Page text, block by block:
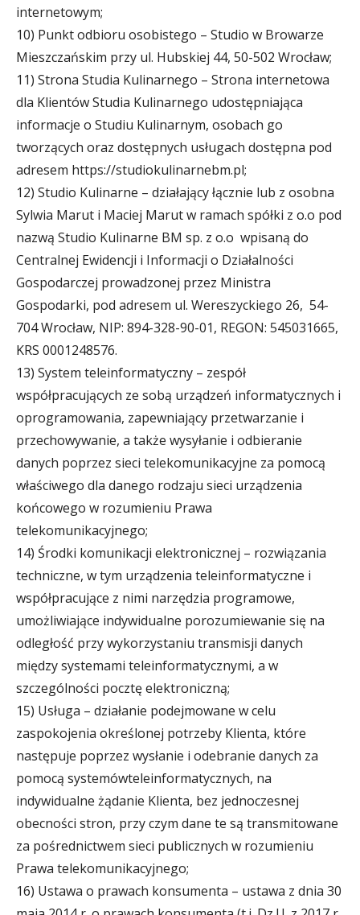
internetowym;
10) Punkt odbioru osobistego – Studio w Browarze
Mieszczańskim przy ul. Hubskiej 44, 50-502 Wrocław;
11) Strona Studia Kulinarnego – Strona internetowa
dla Klientów Studia Kulinarnego udostępniająca
informacje o Studiu Kulinarnym, osobach go
tworzących oraz dostępnych usługach dostępna pod
adresem https://studiokulinarnebm.pl;
12) Studio Kulinarne – działający łącznie lub z osobna
Sylwia Marut i Maciej Marut w ramach spółki z o.o pod
nazwą Studio Kulinarne BM sp. z o.o wpisaną do
Centralnej Ewidencji i Informacji o Działalności
Gospodarczej prowadzonej przez Ministra
Gospodarki, pod adresem ul. Wereszyckiego 26, 54-
704 Wrocław, NIP: 894-328-90-01, REGON: 545031665,
KRS 0001248576.
13) System teleinformatyczny – zespół
współpracujących ze sobą urządzeń informatycznych i
oprogramowania, zapewniający przetwarzanie i
przechowywanie, a także wysyłanie i odbieranie
danych poprzez sieci telekomunikacyjne za pomocą
właściwego dla danego rodzaju sieci urządzenia
końcowego w rozumieniu Prawa
telekomunikacyjnego;
14) Środki komunikacji elektronicznej – rozwiązania
techniczne, w tym urządzenia teleinformatyczne i
współpracujące z nimi narzędzia programowe,
umożliwiające indywidualne porozumiewanie się na
odległość przy wykorzystaniu transmisji danych
między systemami teleinformatycznymi, a w
szczególności pocztę elektroniczną;
15) Usługa – działanie podejmowane w celu
zaspokojenia określonej potrzeby Klienta, które
następuje poprzez wysłanie i odebranie danych za
pomocą systemówteleinformatycznych, na
indywidualne żądanie Klienta, bez jednoczesnej
obecności stron, przy czym dane te są transmitowane
za pośrednictwem sieci publicznych w rozumieniu
Prawa telekomunikacyjnego;
16) Ustawa o prawach konsumenta – ustawa z dnia 30